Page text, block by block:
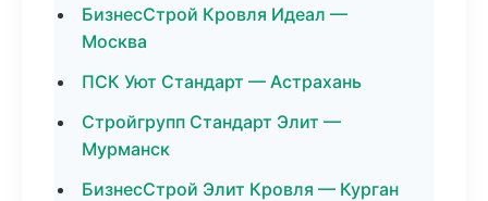
БизнесСтрой Кровля Идеал —
Москва
ПСК Уют Стандарт — Астрахань
Стройгрупп Стандарт Элит —
Мурманск
БизнесСтрой Элит Кровля — Курган